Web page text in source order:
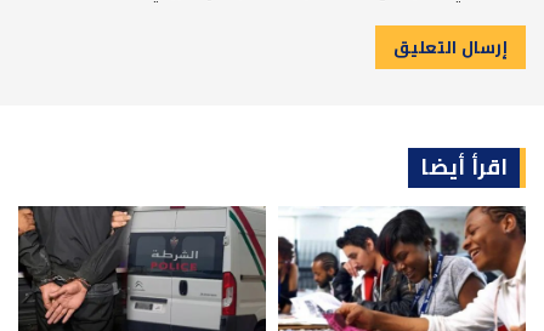
اقرأ أيضا